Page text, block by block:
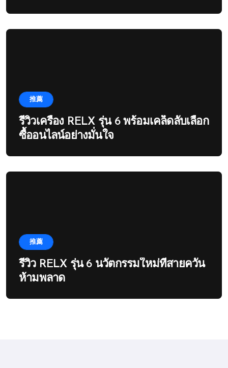
推薦
รีวิวเครื่อง RELX รุ่น 6 พร้อมเคล็ดลับเลือก
ซื้ออนไลน์อย่างมั่นใจ
推薦
รีวิว RELX รุ่น 6 นวัตกรรมใหม่ที่สายควัน
ห้ามพลาด